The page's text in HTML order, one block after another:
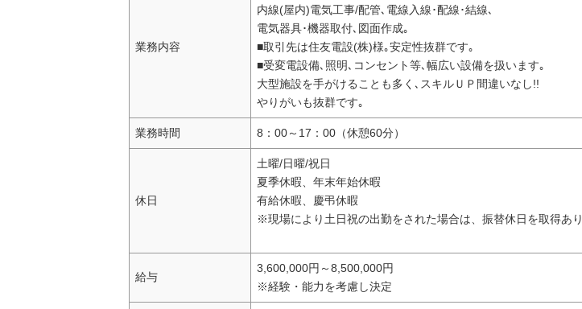
業務内容
内線(屋内)電気工事/配管､電線入線･配線･結線､
電気器具･機器取付､図面作成｡
■取引先は住友電設(株)様｡安定性抜群です｡
■受変電設備､照明､コンセント等､幅広い設備を扱います｡
大型施設を手がけることも多く､スキルＵＰ間違いなし!!
やりがいも抜群です｡
業務時間 8：00～17：00（休憩60分）
休日
土曜/日曜/祝日
夏季休暇、年末年始休暇
有給休暇、慶弔休暇
※現場により土日祝の出勤をされた場合は、振替休日を取得あり
給与
3,600,000円～8,500,000円
※経験・能力を考慮し決定